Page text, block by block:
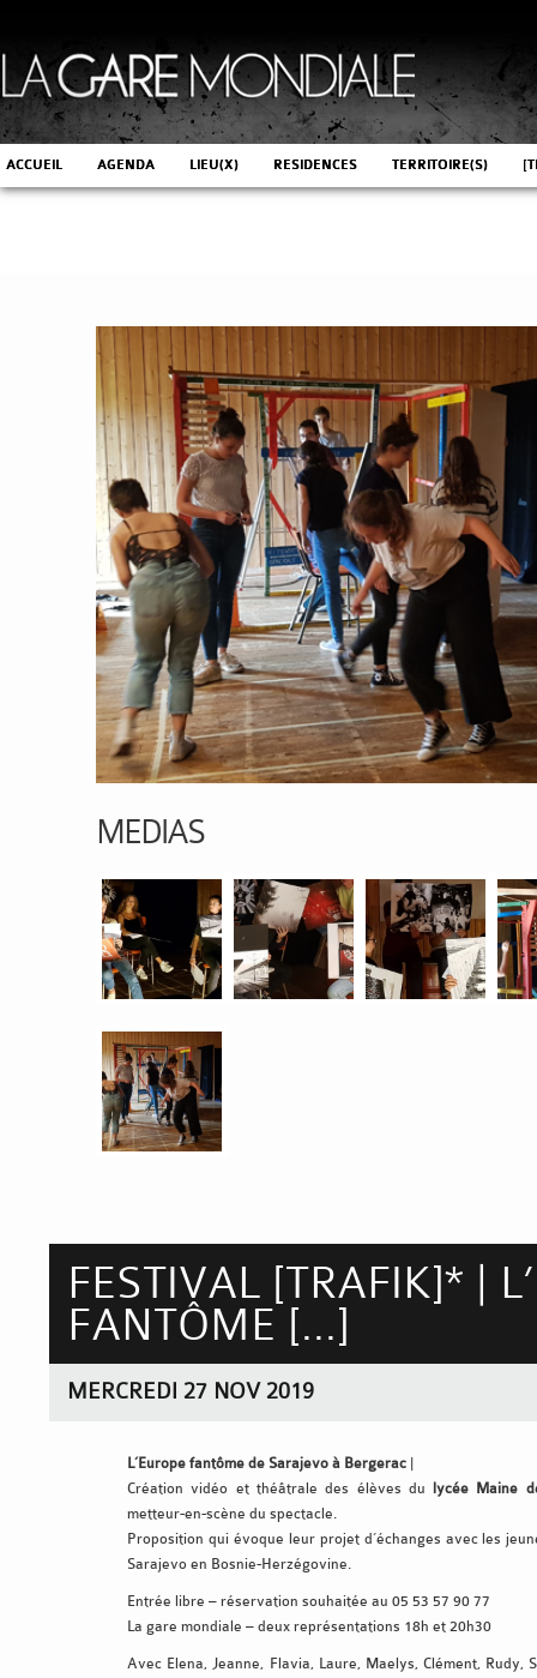
ACCUEIL AGENDA LIEU(X) RESIDENCES TERRITOIRE(S)
MEDIAS
FESTIVAL [TRAFIK]* |
FANTÔME [...]
MERCREDI 27 NOV 2019
L’Europe fantôme de Sarajevo à Bergerac |
Création vidéo et théâtrale des élèves du lycée Maine
metteur-en-scène du spectacle.
Proposition qui évoque leur projet d’échanges avec les
Sarajevo en Bosnie-Herzégovine.
Entrée libre – réservation souhaitée au 05 53 57 90 77
La gare mondiale – deux représentations 18h et 20h30
Avec Elena, Jeanne, Flavia, Laure, Maelys, Clément, Rudy,